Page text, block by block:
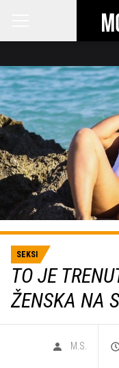
SEKSI
TO JE
ŽENSKA NA
M.S.